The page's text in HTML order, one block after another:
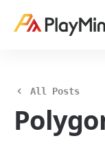
All Posts